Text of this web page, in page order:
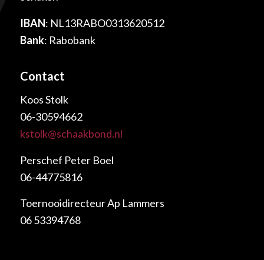
IBAN: NL13RABO0313620512
Bank: Rabobank
Contact
Koos Stolk
06-30594662
kstolk@schaakbond.nl
Perschef Peter Boel
06-44775816
Toernooidirecteur Ap Lammers
06 53394768